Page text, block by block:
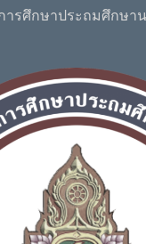
รศึกษาประถมศึกษาน